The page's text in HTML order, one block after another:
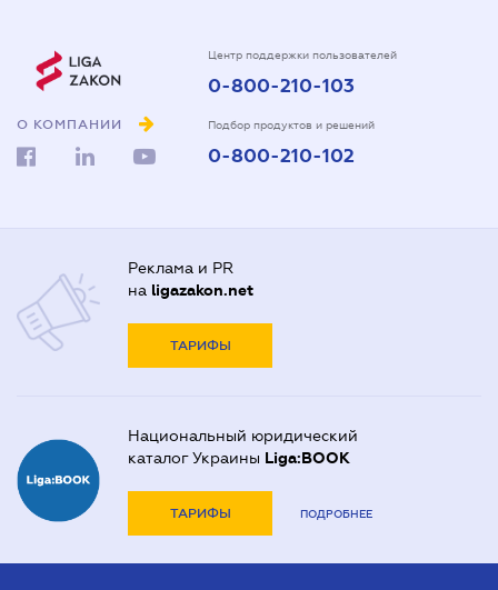
О КОМПАНИИ
Центр поддержки пользователей
0-800-210-103
Подбор продуктов и решений
0-800-210-102
Реклама и PR
на ligazakon.net
ТАРИФЫ
Национальный юридический
каталог Украины Liga:BOOK
ТАРИФЫ ПОДРОБНЕЕ